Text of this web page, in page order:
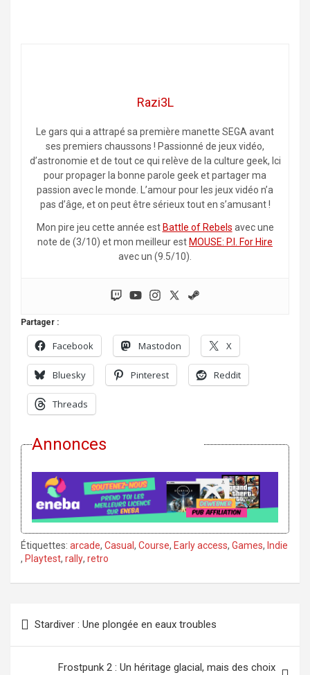
Razi3L
Le gars qui a attrapé sa première manette SEGA avant
ses premiers chaussons ! Passionné de jeux vidéo,
d’astronomie et de tout ce qui relève de la culture geek, Ici
pour propager la bonne parole geek et partager ma
passion avec le monde. L’amour pour les jeux vidéo n’a
pas d’âge, et on peut être sérieux tout en s’amusant !
Mon pire jeu cette année est Battle of Rebels avec une
note de (3/10) et mon meilleur est MOUSE: P.I. For Hire
avec un (9.5/10).
Partager :
Facebook Mastodon X
Bluesky Pinterest Reddit
Threads
Annonces
Étiquettes: arcade, Casual, Course, Early access, Games, Indie
, Playtest, rally, retro
de
l’article
Stardiver : Une plongée en eaux troubles
Frostpunk 2 : Un héritage glacial, mais des choix